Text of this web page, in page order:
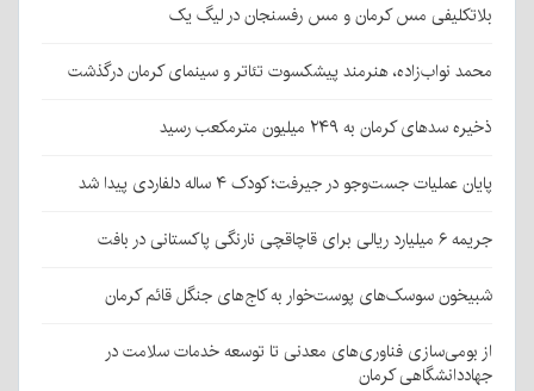
بلاتکلیفی مس کرمان و مس رفسنجان در لیگ یک
محمد نواب‌زاده، هنرمند پیشکسوت تئاتر و سینمای کرمان درگذشت
ذخیره سدهای کرمان به ۲۴۹ میلیون مترمکعب رسید
پایان عملیات جست‌وجو در جیرفت؛ کودک ۴ ساله دلفاردی پیدا شد
جریمه ۶ میلیارد ریالی برای قاچاقچی نارنگی پاکستانی در بافت
شبیخون سوسک‌های پوست‌خوار به کاج‌های جنگل قائم کرمان
از بومی‌سازی فناوری‌های معدنی تا توسعه خدمات سلامت در
جهاددانشگاهی کرمان